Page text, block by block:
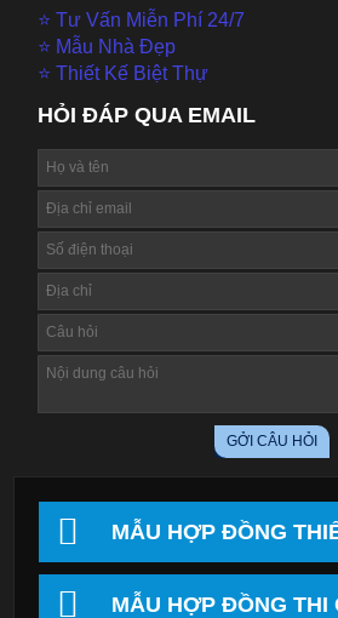
⭐ Tư Vấn Miễn Phí 24/7
⭐ Mẫu Nhà Đẹp
⭐ Thiết Kế Biệt Thự
HỎI ĐÁP QUA EMAIL
MẪU HỢP ĐỒNG
MẪU HỢP ĐỒNG THI